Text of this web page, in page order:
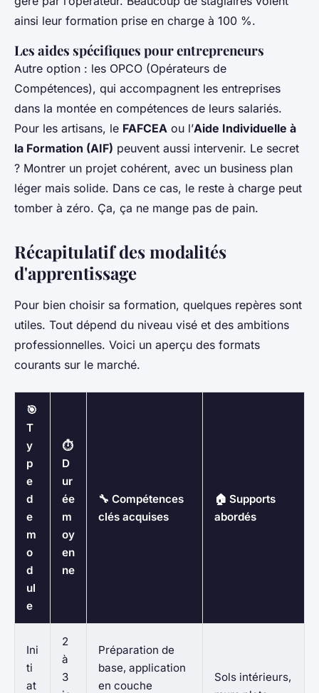
ainsi leur formation prise en charge à 100 %.
Les aides spécifiques pour entrepreneurs
Autre option : les OPCO (Opérateurs de
Compétences), qui accompagnent les entreprises
dans la montée en compétences de leurs salariés.
Pour les artisans, le FAFCEA ou l’Aide Individuelle à
la Formation (AIF) peuvent aussi intervenir. Le secret
? Montrer un projet cohérent, avec un business plan
léger mais solide. Dans ce cas, le reste à charge peut
tomber à zéro. Ça, ça ne mange pas de pain.
Récapitulatif des modalités
d'apprentissage
Pour bien choisir sa formation, quelques repères sont
utiles. Tout dépend du niveau visé et des ambitions
professionnelles. Voici un aperçu des formats
courants sur le marché.
🎯
T
y
p
e
d
e
m
o
d
ul
e
⏱️
D
ur
ée
m
oy
en
ne
🔧 Compétences
clés acquises
🏠 Supports
abordés
Ini
ti
at
2
à
3
Préparation de
base, application
en couche
Sols intérieurs,